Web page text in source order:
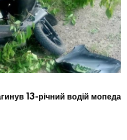
13-річний водій мопеда